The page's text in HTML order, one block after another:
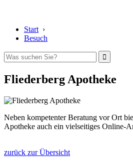
Start ›
Besuch
Fliederberg Apotheke
Neben kompetenter Beratung vor Ort
Apotheke auch ein vielseitiges Online-
zurück zur Übersicht